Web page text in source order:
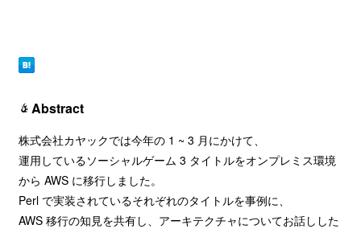
Abstract
株式会社カヤックでは今年の 1 ~ 3 月にかけて、
運用しているソーシャルゲーム 3 タイトルをオンプレミス環境
から AWS に移行しました。
Perl で実装されているそれぞれのタイトルを事例に、
AWS 移行の知見を共有し、アーキテクチャについてお話しした